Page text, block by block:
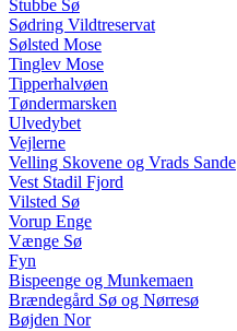
Stubbe Sø
Sødring Vildtreservat
Sølsted Mose
Tinglev Mose
Tipperhalvøen
Tøndermarsken
Ulvedybet
Vejlerne
Velling Skovene og Vrads Sande
Vest Stadil Fjord
Vilsted Sø
Vorup Enge
Vænge Sø
Fyn
Bispeenge og Munkemaen
Brændegård Sø og Nørresø
Bøjden Nor